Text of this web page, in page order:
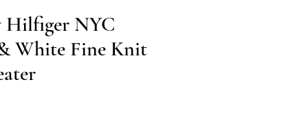
Hilfiger NYC
White Fine Knit